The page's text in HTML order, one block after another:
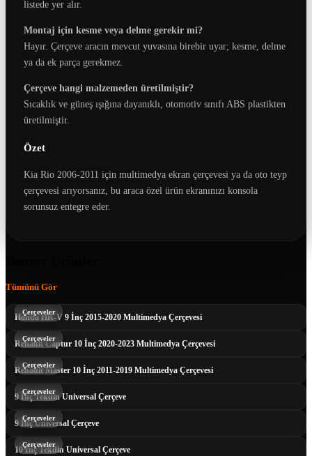
listede yer alır.
Montaj için kesme veya delme gerekir mi?
Hayır. Çerçeve aracın mevcut yuvasına birebir uyar; kesme, delme
ya da ek parça gerekmez.
Çerçeve hangi malzemeden üretilmiştir?
Sıcaklık ve güneş ışığına dayanıklı, otomotiv sınıfı ABS plastikten
üretilmiştir.
Özet
Kia Rio 2006-2011 için multimedya ekran çerçevesi ya da oto teyp
çerçevesi arıyorsanız, bu araca özel ürün ekranınızı konsola
sorunsuz entegre eder.
Tümünü Gör
Honda HR-V 9 İnç 2015-2020 Multimedya Çerçevesi
Çerçeveler
Renault Captur 10 İnç 2020-2023 Multimedya Çerçevesi
Çerçeveler
Renault Master 10 İnç 2011-2019 Multimedya Çerçevesi
Çerçeveler
9 İnç Tekdin Universal Çerçeve
Çerçeveler
9 İnç Universal Çerçeve
Çerçeveler
10 İnç Tekdin Universal Çerçeve
Çerçeveler